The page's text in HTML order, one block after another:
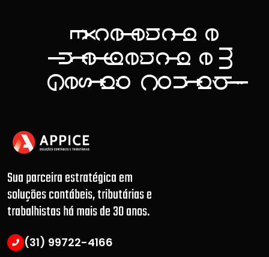
E
x
c
e
l
ên
c
i
ae
I
n
t
e
l
i
gên
c
i
ae
m
G
e
s
t
ãoC
on
t
áb
i
l
.
Sua parceira estratégica em
soluções contábeis, tributárias e
trabalhistas há mais de 30 anos.
(31) 99722-4166